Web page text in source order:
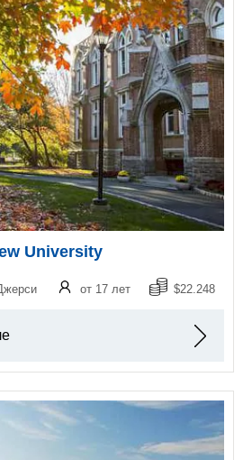
University
от 17 лет $22.248